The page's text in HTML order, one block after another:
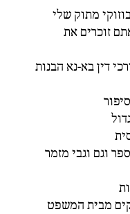
מתוק שלי
זוכרים את
דין בא-נא הבנות
וגם וגבי מזמר
מבית המשפט